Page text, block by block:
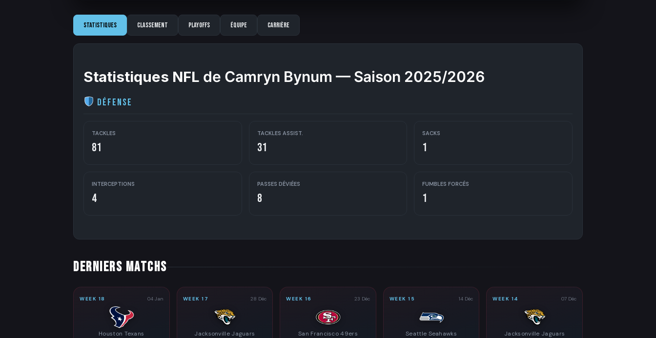
Statistiques Classement Playoffs Équipe Carrière
Statistiques NFL de Camryn Bynum — Saison 2025/2026
Défense
TACKLES
81
TACKLES ASSIST.
31
SACKS
1
INTERCEPTIONS
4
PASSES DÉVIÉES
8
FUMBLES FORCÉS
1
DERNIERS MATCHS
WEEK 18 04 Jan
Houston Texans
WEEK 17 28 Déc
Jacksonville Jaguars
WEEK 16 23 Déc
San Francisco 49ers
WEEK 15 14 Déc
Seattle Seahawks
WEEK 14 07 Déc
Jacksonville Jaguars